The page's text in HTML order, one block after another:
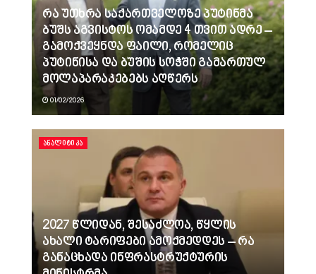
რა უთხრა საქართველოზე პუტინმა
ბუშს აგვისტოს ომამდე 4 თვით ადრე –
გამოქვეყნდა ფაილი, რომელიც
პუტინისა და ბუშის სოჭში გამართულ
მოლაპარაკებებს აღწერს
01/02/2026
ᲐᲜᲐᲚᲘᲢᲘᲙᲐ
2027 წლიდან, შესაძლოა, წყლის
ახალი ტარიფები ამოქმედდეს – რა
განაცხადა ინფრასტრუქტურის